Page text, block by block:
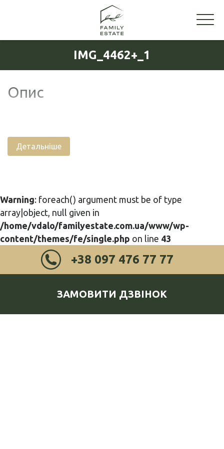
IMG_4462+_1
Опис
Детальніше
Warning: foreach() argument must be of type
array|object, null given in
/home/vdalo/familyestate.com.ua/www/wp-
content/themes/fe/single.php on line 43
+38 097 476 77 77
ЗАМОВИТИ ДЗВІНОК